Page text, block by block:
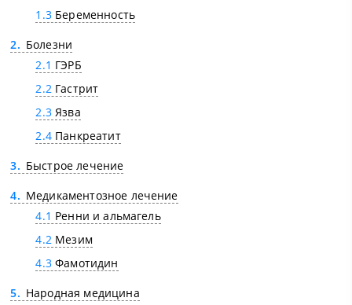
1.3Беременность
2
Болезни
2.1 ГЭРБ
2.2Гастрит
2.3Язва
2.4Панкреатит
3
Быстрое лечение
4
Медикаментозное лечение
4.1 Ренни и альмагель
4.2Мезим
4.3Фамотидин
5
Народная медицина